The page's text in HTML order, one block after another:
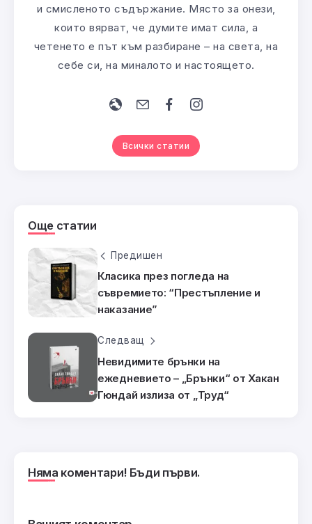
и смисленото съдържание. Място за онези,
които вярват, че думите имат сила, а
четенето е път към разбиране – на света, на
себе си, на миналото и настоящето.
Всички статии
Още статии
Предишен
Класика през погледа на
съвремието: “Престъпление и
наказание”
Следващ
Невидимите брънки на
ежедневието – „Брънки“ от Хакан
Гюндай излиза от „Труд“
Няма коментари! Бъди първи.